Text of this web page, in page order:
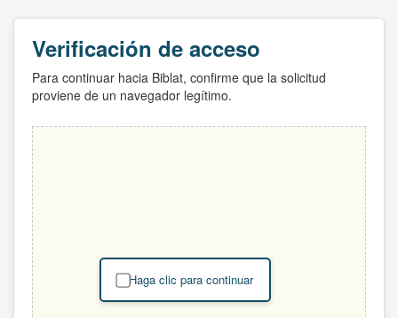
Verificación de acceso
Para continuar hacia Biblat, confirme que la solicitud
proviene de un navegador legítimo.
Haga clic para continuar